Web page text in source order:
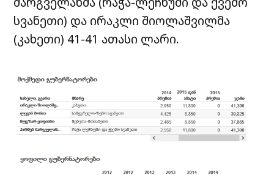
სვანეთი) და ირაკლი შიოლაშვილმა
(კახეთი) 41-41 ათასი ლარი.